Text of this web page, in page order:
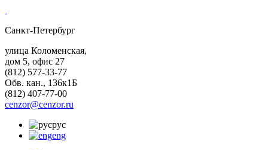
Санкт-Петербург
улица Коломенская,
дом 5, офис 27
(812) 577-33-77
Обв. кан., 136к1Б
(812) 407-77-00
cenzor@cenzor.ru
рус
eng